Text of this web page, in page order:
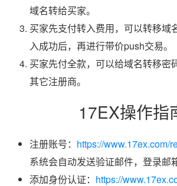
域名转给买家。
买家先支付转入费用，可以转移域
入成功后，再进行带价push交易。
买家先付全款，可以给域名转移密
其它注册商。
17EX操作指
注册账号： https://www.17ex.com/
系统会自动发送验证邮件，登录邮
添加身份认证： https://